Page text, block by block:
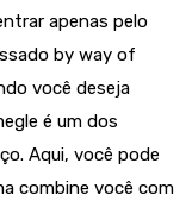
apenas pelo
by way of
você deseja
é um dos
Aqui, você pode
combine você com